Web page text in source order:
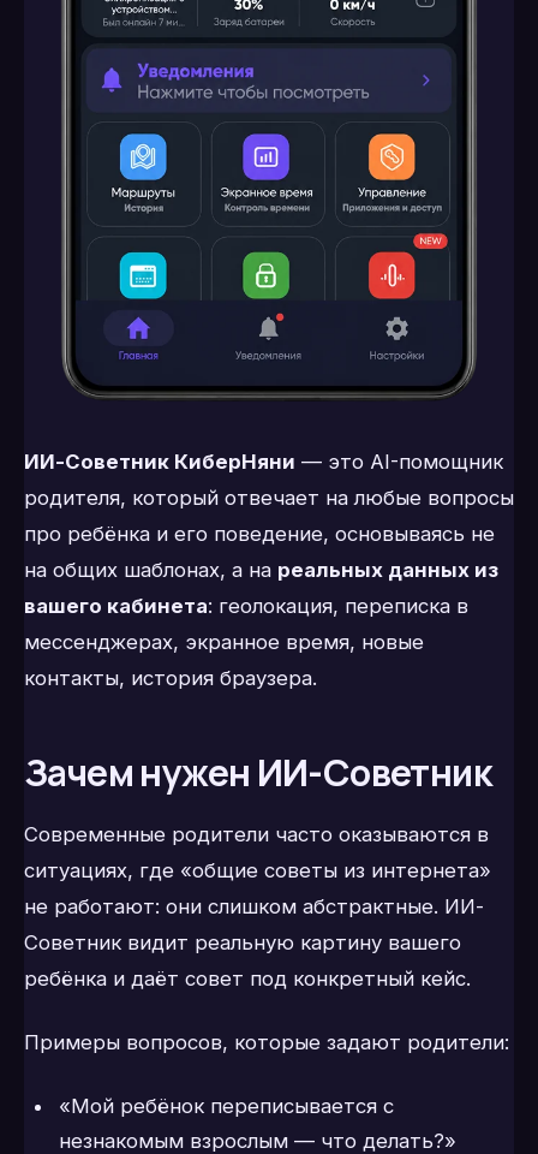
ИИ-Советник КиберНяни — это AI-помощник
родителя, который отвечает на любые вопросы
про ребёнка и его поведение, основываясь не
на общих шаблонах, а на реальных данных из
вашего кабинета: геолокация, переписка в
мессенджерах, экранное время, новые
контакты, история браузера.
Зачем нужен ИИ-Советник
Современные родители часто оказываются в
ситуациях, где «общие советы из интернета»
не работают: они слишком абстрактные. ИИ-
Советник видит реальную картину вашего
ребёнка и даёт совет под конкретный кейс.
Примеры вопросов, которые задают родители:
«Мой ребёнок переписывается с
незнакомым взрослым — что делать?»